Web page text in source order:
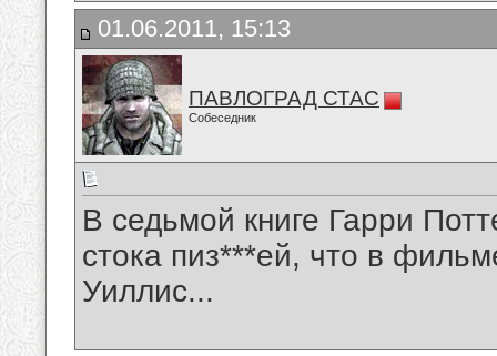
01.06.2011, 15:13
ПАВЛОГРАД СТАС
Собеседник
В седьмой книге Гарри
стока пиз***ей, что в
Уиллис...